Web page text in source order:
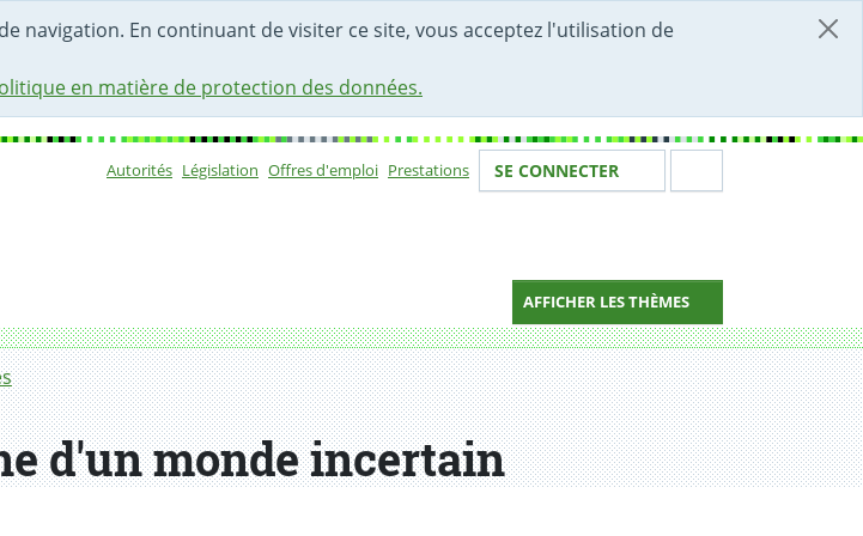
navigation. En continuant de visiter ce site, vous acceptez l'utilisation de
en matière de protection des données.
Autorités Législation Offres d'emploi Prestations Votre identité
SE CONNECTER
AFFICHER LES THÈMES
d'un monde incertain